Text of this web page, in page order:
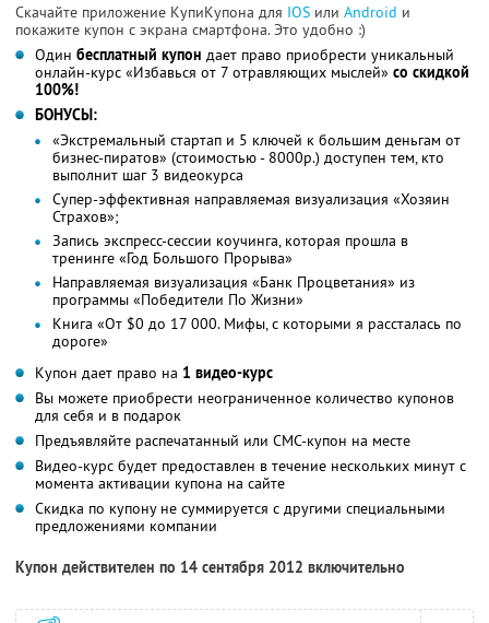
Скачайте приложение КупиКупона для IOS или Android и
покажите купон с экрана смартфона. Это удобно :)
Один бесплатный купон дает право приобрести уникальный
онлайн-курс «Избавься от 7 отравляющих мыслей» со скидкой
100%!
БОНУСЫ:
«Экстремальный стартап и 5 ключей к большим деньгам от
бизнес-пиратов» (стоимостью - 8000р.) доступен тем, кто
выполнит шаг 3 видеокурса
Супер-эффективная направляемая визуализация «Хозяин
Страхов»;
Запись экспресс-сессии коучинга, которая прошла в
тренинге «Год Большого Прорыва»
Направляемая визуализация «Банк Процветания» из
программы «Победители По Жизни»
Книга «От $0 до 17 000. Мифы, с которыми я рассталась по
дороге»
Купон дает право на 1 видео-курс
Вы можете приобрести неограниченное количество купонов
для себя и в подарок
Предъявляйте распечатанный или СМС-купон на месте
Видео-курс будет предоставлен в течение нескольких минут с
момента активации купона на сайте
Скидка по купону не суммируется с другими специальными
предложениями компании
Купон действителен по 14 сентября 2012 включительно